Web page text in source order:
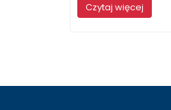
Czytaj więcej